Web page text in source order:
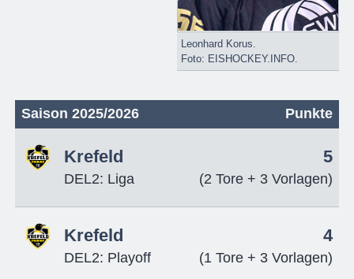
Leonhard Korus.
Foto: EISHOCKEY.INFO.
Saison 2025/2026 Punkte
Krefeld
DEL2: Liga
5
(2 Tore + 3 Vorlagen)
Krefeld
DEL2: Playoff
4
(1 Tore + 3 Vorlagen)